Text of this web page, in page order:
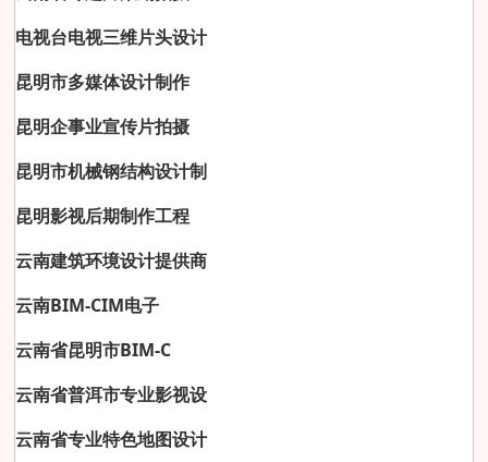
电视台电视三维片头设计
昆明市多媒体设计制作
昆明企事业宣传片拍摄
昆明市机械钢结构设计制
昆明影视后期制作工程
云南建筑环境设计提供商
云南BIM-CIM电子
云南省昆明市BIM-C
云南省普洱市专业影视设
云南省专业特色地图设计